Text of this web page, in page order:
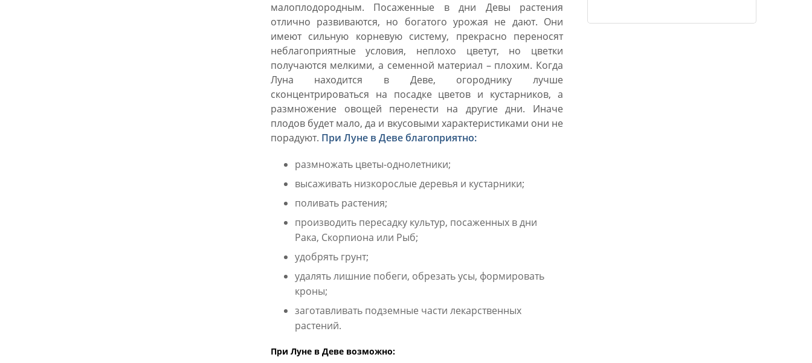
малоплодородным. Посаженные в дни Девы растения
отлично развиваются, но богатого урожая не дают. Они
имеют сильную корневую систему, прекрасно переносят
неблагоприятные условия, неплохо цветут, но цветки
получаются мелкими, а семенной материал – плохим. Когда
Луна находится в Деве, огороднику лучше
сконцентрироваться на посадке цветов и кустарников, а
размножение овощей перенести на другие дни. Иначе
плодов будет мало, да и вкусовыми характеристиками они не
порадуют. При Луне в Деве благоприятно:
размножать цветы-однолетники;
высаживать низкорослые деревья и кустарники;
поливать растения;
производить пересадку культур, посаженных в дни
Рака, Скорпиона или Рыб;
удобрять грунт;
удалять лишние побеги, обрезать усы, формировать
кроны;
заготавливать подземные части лекарственных
растений.
При Луне в Деве возможно: